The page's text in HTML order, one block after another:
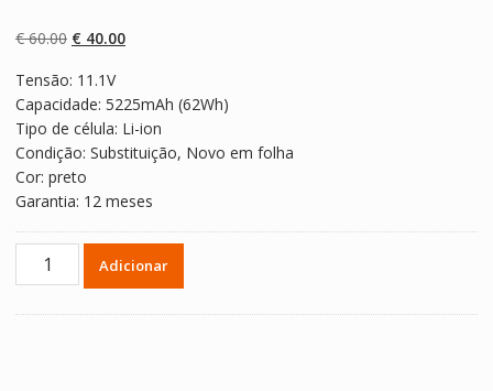
com base em
classificaçõe
€60.00 O
original
era:
€ 60.00.
€40.00O
é:
€ 40.00.
Tensão: 11.1V
Capacidade: 5225mAh (62Wh)
Tipo de célula: Li-ion
Condição: Substituição, Novo em folha
Cor: preto
Garantia: 12 meses
Quantidade
Adicionar